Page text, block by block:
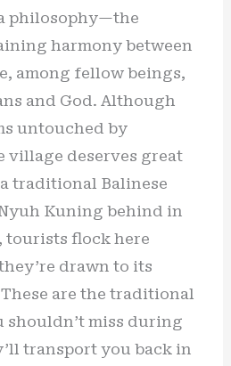
philosophy—the
harmony between
among fellow beings,
and God. Although
untouched by
village deserves great
traditional Balinese
Kuning behind in
tourists flock here
drawn to its
are the traditional
shouldn’t miss during
transport you back in